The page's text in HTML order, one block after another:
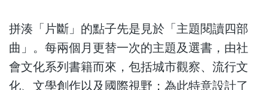
拼湊「片斷」的點子先是見於「主題閱讀四部
曲」。每兩個月更替一次的主題及選書，由社
會文化系列書籍而來，包括城市觀察、流行文
化、文學創作以及國際視野；為此特意設計了